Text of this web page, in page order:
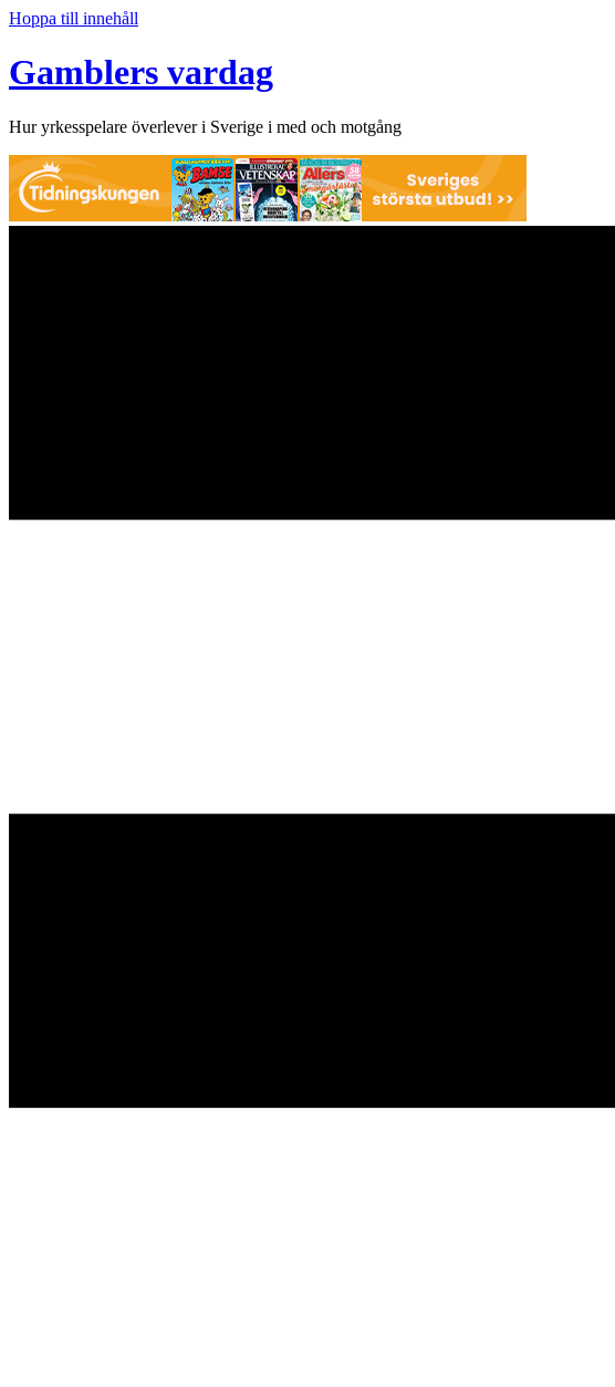
Hoppa till innehåll
Gamblers vardag
Hur yrkesspelare överlever i Sverige i med och motgång